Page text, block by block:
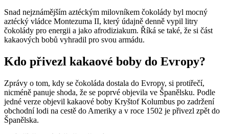
Snad nejznámějším aztéckým milovníkem čokolády byl mocný
aztécký vládce Montezuma II, který údajně denně vypil litry
čokolády pro energii a jako afrodiziakum. Říká se také, že si část
kakaových bobů vyhradil pro svou armádu.
Kdo přivezl kakaové boby do Evropy?
Zprávy o tom, kdy se čokoláda dostala do Evropy, si protiřečí,
nicméně panuje shoda, že se poprvé objevila ve Španělsku. Podle
jedné verze objevil kakaové boby Kryštof Kolumbus po zadržení
obchodní lodi na cestě do Ameriky a v roce 1502 je přivezl zpět do
Španělska.